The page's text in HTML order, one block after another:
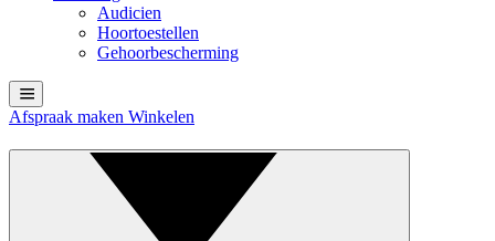
Audicien
Hoortoestellen
Gehoorbescherming
Afspraak maken Winkelen